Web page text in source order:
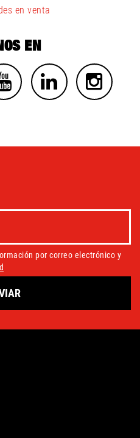
en venta
EN
por correo electrónico y